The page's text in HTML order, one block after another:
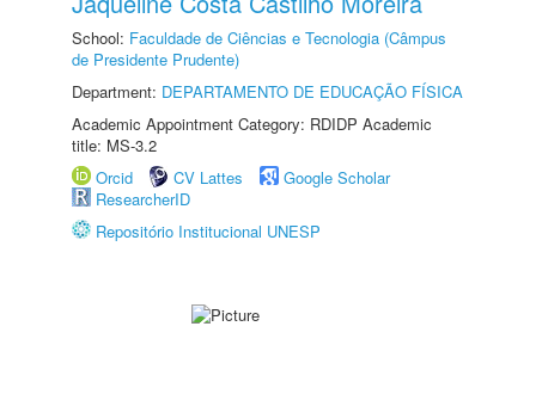
School: Faculdade de Ciências e Tecnologia (Câmpus
de Presidente Prudente)
Department: DEPARTAMENTO DE EDUCAÇÃO FÍSICA
Academic Appointment Category: RDIDP Academic
title: MS-3.2
Orcid
CV Lattes
Google Scholar
ResearcherID
Repositório Institucional UNESP